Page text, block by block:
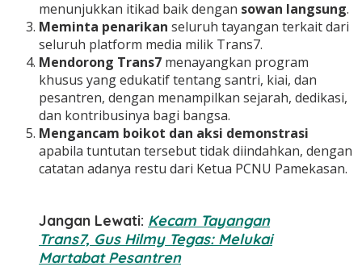
menunjukkan itikad baik dengan sowan langsung.
Meminta penarikan seluruh tayangan terkait dari
seluruh platform media milik Trans7.
Mendorong Trans7 menayangkan program
khusus yang edukatif tentang santri, kiai, dan
pesantren, dengan menampilkan sejarah, dedikasi,
dan kontribusinya bagi bangsa.
Mengancam boikot dan aksi demonstrasi
apabila tuntutan tersebut tidak diindahkan, dengan
catatan adanya restu dari Ketua PCNU Pamekasan.
Jangan Lewati: Kecam Tayangan
Trans7, Gus Hilmy Tegas: Melukai
Martabat Pesantren